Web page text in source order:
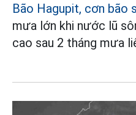
Bão Hagupit, cơn bão
mưa lớn khi nước lũ
cao sau 2 tháng mưa